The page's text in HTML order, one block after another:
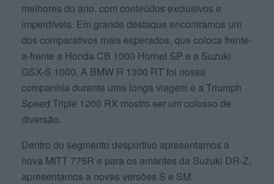
melhores do ano, com conteúdos exclusivos e
imperdíveis. Em grande destaque encontramos um
dos comparativos mais esperados, que coloca frente-
a-frente a Honda CB 1000 Hornet SP e a Suzuki
GSX-S 1000. A BMW R 1300 RT foi nossa
companhia durante uma longa viagem e a Triumph
Speed Triple 1200 RX mostro ser um colosso de
diversão.
Dentro do segmento desportivo apresentamos a
nova MITT 775R e para os amantes da Suzuki DR-Z,
apresentamos a novas versões S e SM.